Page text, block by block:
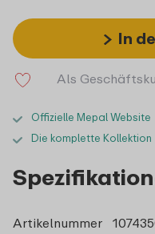
In
Als
Offizielle Mepal Website
Die komplette Kollektion
Artikelnummer